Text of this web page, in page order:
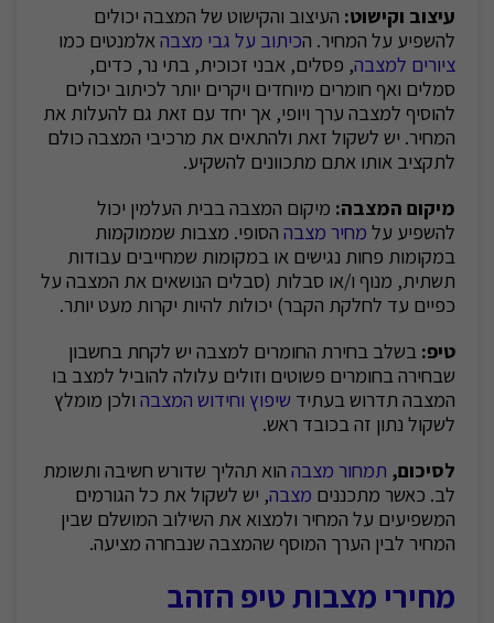
עיצוב וקישוט: העיצוב והקישוט של המצבה יכולים
להשפיע על המחיר. הכיתוב על גבי מצבה אלמנטים כמו
ציורים למצבה, פסלים, אבני זכוכית, בתי נר, כדים,
סמלים ואף חומרים מיוחדים ויקרים יותר לכיתוב יכולים
להוסיף למצבה ערך ויופי, אך יחד עם זאת גם להעלות את
המחיר. יש לשקול זאת ולהתאים את מרכיבי המצבה כולם
לתקציב אותו אתם מתכוונים להשקיע.
מיקום המצבה: מיקום המצבה בבית העלמין יכול
להשפיע על מחיר מצבה הסופי. מצבות שממוקמות
במקומות פחות נגישים או במקומות שמחייבים עבודות
תשתית, מנוף ו/או סבלות (סבלים הנושאים את המצבה על
כפיים עד לחלקת הקבר) יכולות להיות יקרות מעט יותר.
טיפ: בשלב בחירת החומרים למצבה יש לקחת בחשבון
שבחירה בחומרים פשוטים וזולים עלולה להוביל למצב בו
המצבה תדרוש בעתיד שיפוץ וחידוש המצבה ולכן מומלץ
לשקול נתון זה בכובד ראש.
לסיכום, תמחור מצבה הוא תהליך שדורש חשיבה ותשומת
לב. כאשר מתכננים מצבה, יש לשקול את כל הגורמים
המשפיעים על המחיר ולמצוא את השילוב המושלם שבין
המחיר לבין הערך המוסף שהמצבה שנבחרה מציעה.
מחירי מצבות טיפ הזהב